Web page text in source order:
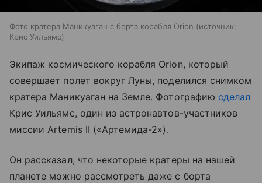
Фото кратера Маникуаган с борта корабля Orion
источник:
Крис Уильямс
Экипаж космического корабля Orion, который
совершает полет вокруг Луны, поделился снимком
кратера Маникуаган на Земле. Фотографию сделал
Крис Уильямс, один из астронавтов-участников
миссии Artemis II («Артемида-2»).
Он рассказал, что некоторые кратеры на нашей
планете можно рассмотреть даже с борта